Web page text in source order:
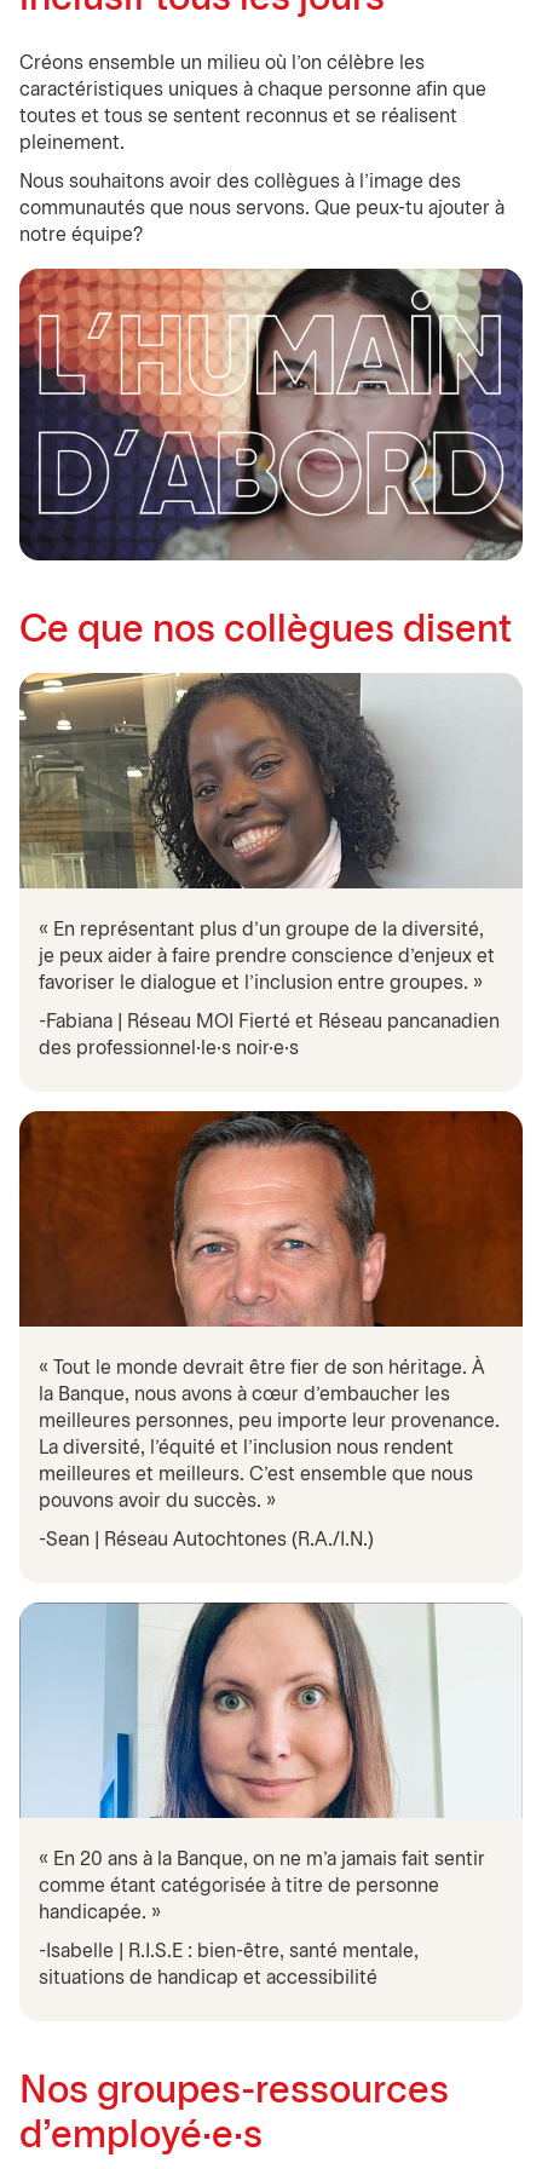
Créons ensemble un milieu où l'on célèbre les
caractéristiques uniques à chaque personne afin que
toutes et tous se sentent reconnus et se réalisent
pleinement.
Nous souhaitons avoir des collègues à l'image des
communautés que nous servons. Que peux-tu ajouter à
notre équipe?
Ce que nos collègues disent
« En représentant plus d'un groupe de la diversité,
je peux aider à faire prendre conscience d'enjeux et
favoriser le dialogue et l'inclusion entre groupes. »
-Fabiana | Réseau MOI Fierté et Réseau pancanadien
des professionnel·le·s noir·e·s
« Tout le monde devrait être fier de son héritage. À
la Banque, nous avons à cœur d’embaucher les
meilleures personnes, peu importe leur provenance.
La diversité, l'équité et l’inclusion nous rendent
meilleures et meilleurs. C’est ensemble que nous
pouvons avoir du succès. »
-Sean | Réseau Autochtones (R.A./I.N.)
« En 20 ans à la Banque, on ne m’a jamais fait sentir
comme étant catégorisée à titre de personne
handicapée. »
-Isabelle | R.I.S.E : bien-être, santé mentale,
situations de handicap et accessibilité
Nos groupes-ressources
d'employé·e·s